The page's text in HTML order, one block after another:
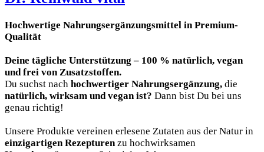
Hochwertige Nahrungsergänzungsmittel in Premium-
Qualität
Deine tägliche Unterstützung – 100 % natürlich, vegan
und frei von Zusatzstoffen.
Du suchst nach hochwertiger Nahrungsergänzung, die
natürlich, wirksam und veganist? Dann bist Du bei uns
genau richtig!
Unsere Produkte vereinen erlesene Zutaten aus der Natur in
einzigartigen Rezepturenzu hochwirksamen